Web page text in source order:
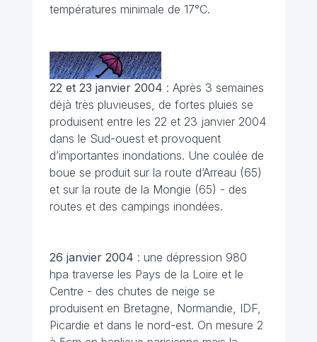
températures minimale de 17°C.
22 et 23 janvier 2004 : Après 3 semaines
déjà très pluvieuses, de fortes pluies se
produisent entre les 22 et 23 janvier 2004
dans le Sud-ouest et provoquent
d’importantes inondations. Une coulée de
boue se produit sur la route d’Arreau (65)
et sur la route de la Mongie (65) - des
routes et des campings inondées.
26 janvier 2004 : une dépression 980
hpa traverse les Pays de la Loire et le
Centre - des chutes de neige se
produisent en Bretagne, Normandie, IDF,
Picardie et dans le nord-est. On mesure 2